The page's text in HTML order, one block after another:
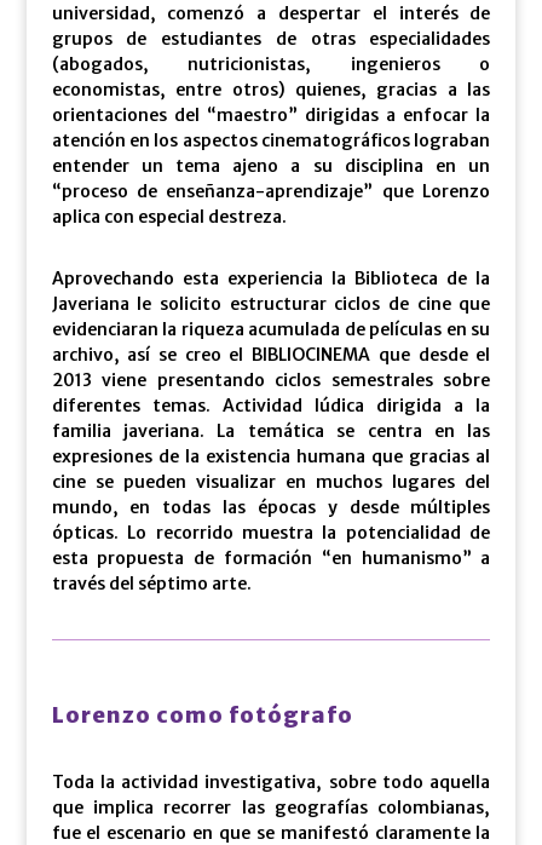
universidad, comenzó a despertar el interés de
grupos de estudiantes de otras especialidades
(abogados, nutricionistas, ingenieros o
economistas, entre otros) quienes, gracias a las
orientaciones del “maestro” dirigidas a enfocar la
atención en los aspectos cinematográficos lograban
entender un tema ajeno a su disciplina en un
“proceso de enseñanza-aprendizaje” que Lorenzo
aplica con especial destreza.
Aprovechando esta experiencia la Biblioteca de la
Javeriana le solicito estructurar ciclos de cine que
evidenciaran la riqueza acumulada de películas en su
archivo, así se creo el BIBLIOCINEMA que desde el
2013 viene presentando ciclos semestrales sobre
diferentes temas. Actividad lúdica dirigida a la
familia javeriana. La temática se centra en las
expresiones de la existencia humana que gracias al
cine se pueden visualizar en muchos lugares del
mundo, en todas las épocas y desde múltiples
ópticas. Lo recorrido muestra la potencialidad de
esta propuesta de formación “en humanismo” a
través del séptimo arte.
Lorenzo como fotógrafo
Toda la actividad investigativa, sobre todo aquella
que implica recorrer las geografías colombianas,
fue el escenario en que se manifestó claramente la